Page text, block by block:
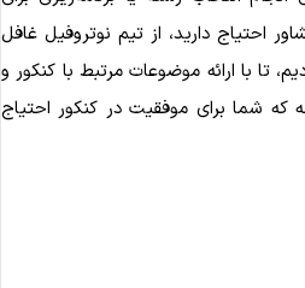
احتیاج دارید، از تیم نوتروفیل غافل
تا با ارائه موضوعات مرتبط با کنکور و
شما برای موفقیت در کنکور احتیاج